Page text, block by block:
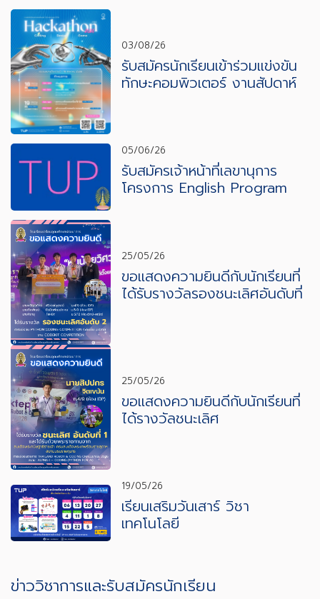
03/08/26
รับสมัครนักเรียนเข้าร่วมแข่งขัน
ทักษะคอมพิวเตอร์ งานสัปดาห์
05/06/26
รับสมัครเจ้าหน้าที่เลขานุการ
โครงการ English Program
25/05/26
ขอแสดงความยินดีกับนักเรียนที่
ได้รับรางวัลรองชนะเลิศอันดับที่
25/05/26
ขอแสดงความยินดีกับนักเรียนที่
ได้รางวัลชนะเลิศ
19/05/26
เรียนเสริมวันเสาร์ วิชา
เทคโนโลยี
ข่าววิชาการและรับสมัครนักเรียน